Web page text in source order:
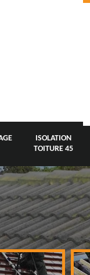
ISOLATION
TOITURE 45